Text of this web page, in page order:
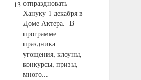
13 отпраздновать
Хануку 1 декабря в
Доме Актера. В
программе
праздника
угощения, клоуны,
конкурсы, призы,
много...